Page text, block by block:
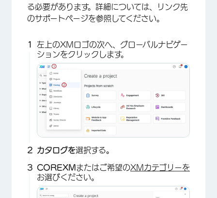
る必要があります。詳細については、リンク先
のサポートページを参照してください。
左上のXMロゴの次へ、グローバルナビゲー
ションをクリックします。
カタログを選択する。
COREXM またはご希望のXMカテゴリーを
お選びください。